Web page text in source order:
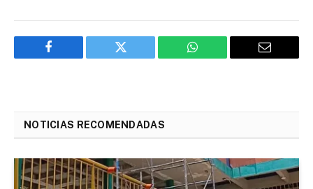
Facebook Twitter WhatsApp Email
NOTICIAS RECOMENDADAS